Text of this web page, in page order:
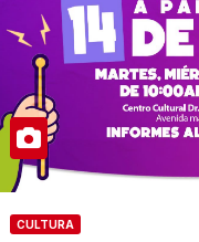
CULTURA